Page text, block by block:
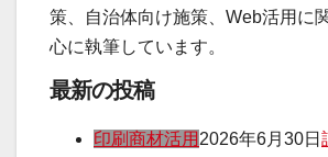
策、自治体向け施策、Web活用に
心に執筆しています。
最新の投稿
印刷商材活用 2026年6月30日